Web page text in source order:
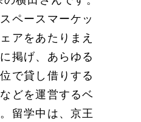
ペースマーケッ
アをあたりまえ
掲げ、あらゆる
で貸し借りする
どを運営するベ
留学中は、京王